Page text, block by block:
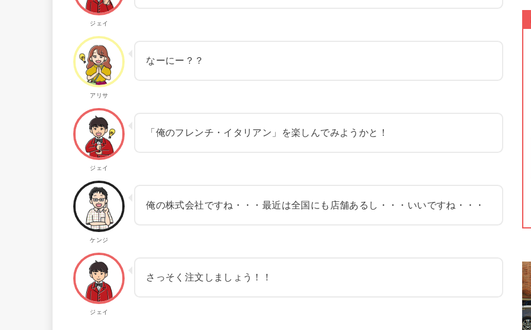
ジェイ
アリサ
なーにー？？
ジェイ
「俺のフレンチ・イタリアン」を楽しんでみようかと！
ケンジ
俺の株式会社ですね・・・最近は全国にも店舗あるし・・・いいですね・・・
ジェイ
さっそく注文しましょう！！